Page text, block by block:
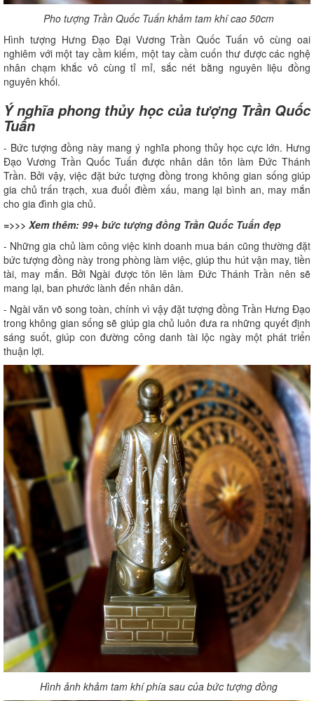
Pho tượng Trần Quốc Tuấn khảm tam khí cao 50cm
Hình tượng Hưng Đạo Đại Vương Trần Quốc Tuấn vô cùng oai
nghiêm với một tay cầm kiếm, một tay cầm cuốn thư được các nghệ
nhân chạm khắc vô cùng tỉ mỉ, sắc nét bằng nguyên liệu đồng
nguyên khối.
Ý nghĩa phong thủy học của tượng Trần Quốc
Tuấn
- Bức tượng đồng này mang ý nghĩa phong thủy học cực lớn. Hưng
Đạo Vương Trần Quốc Tuấn được nhân dân tôn làm Đức Thánh
Trần. Bởi vậy, việc đặt bức tượng đồng trong không gian sống giúp
gia chủ trấn trạch, xua đuổi điềm xấu, mang lại bình an, may mắn
cho gia đình gia chủ.
=>>> Xem thêm: 99+ bức tượng đồng Trần Quốc Tuấn đẹp
- Những gia chủ làm công việc kinh doanh mua bán cũng thường đặt
bức tượng đồng này trong phòng làm việc, giúp thu hút vận may, tiền
tài, may mắn. Bởi Ngài được tôn lên làm Đức Thánh Trần nên sẽ
mang lại, ban phước lành đến nhân dân.
- Ngài văn võ song toàn, chính vì vậy đặt tượng đồng Trần Hưng Đạo
trong không gian sống sẽ giúp gia chủ luôn đưa ra những quyết định
sáng suốt, giúp con đường công danh tài lộc ngày một phát triển
thuận lợi.
Hình ảnh khảm tam khí phía sau của bức tượng đồng